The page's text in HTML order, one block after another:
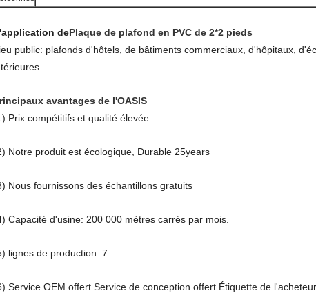
dePlaque de plafond en PVC de 2*2 pieds
public: plafonds d'hôtels, de bâtiments commerciaux, d'hôpitaux,
avantages de l'OASIS
Prix compétitifs et qualité élevée
Notre produit est écologique, Durable 25years
Nous fournissons des échantillons gratuits
Capacité d'usine: 200 000 mètres carrés par mois.
lignes de production: 7
Service OEM offert Service de conception offert Étiquette de